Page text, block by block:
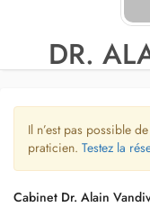
DR.
Il n’est pas possible
praticien. Testez la
Cabinet Dr. Alain